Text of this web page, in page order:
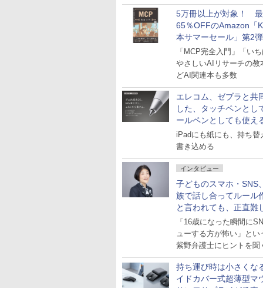
5万冊以上が対象！
65％OFFのAmazon「
本サマーセール」第2弾
「MCP完全入門」「い
やさしいAIリサーチの教
どAI関連本も多数
エレコム、ゼブラと共
した、タッチペンとし
ールペンとしても使え
タイラスツーウェイ」
iPadにも紙にも、持ち替
書き込める
インタビュー
子どものスマホ・SNS
族で話し合ってルール
と言われても、正直難
いですか？
「16歳になった瞬間に
ューする方が怖い」とい
紫野弁護士にヒントを聞
持ち運び時は小さくな
イドカバー式超薄型マ